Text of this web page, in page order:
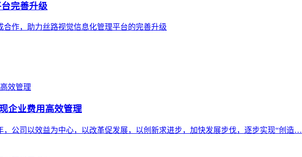
完善升级
作，助力丝路视觉信息化管理平台的完善升级
企业费用高效管理
，公司以效益为中心，以改革促发展，以创新求进步，加快发展步伐，逐步实现“创造…